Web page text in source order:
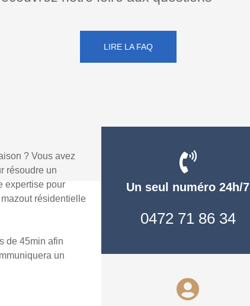
LIRE LA FAQ
? Vous avez
résoudre un
expertise pour
résidentielle
de 45min afin
un
Un seul numéro 24h/7
0472 71 86 34